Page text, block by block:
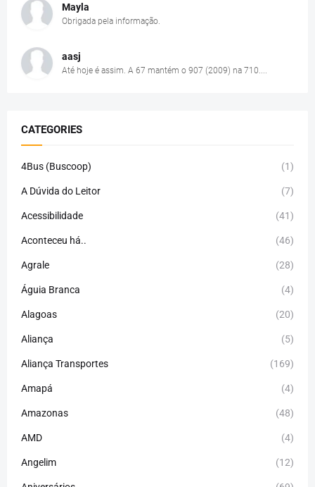
Mayla
Obrigada pela informação.
aasj
Até hoje é assim. A 67 mantém o 907 (2009) na 710....
CATEGORIES
4Bus (Buscoop) (1)
A Dúvida do Leitor (7)
Acessibilidade (41)
Aconteceu há.. (46)
Agrale (28)
Águia Branca (4)
Alagoas (20)
Aliança (5)
Aliança Transportes (169)
Amapá (4)
Amazonas (48)
AMD (4)
Angelim (12)